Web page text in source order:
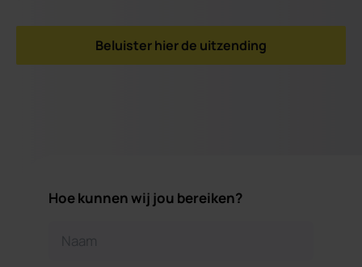
Beluister hier de uitzending
Hoe kunnen wij jou bereiken?